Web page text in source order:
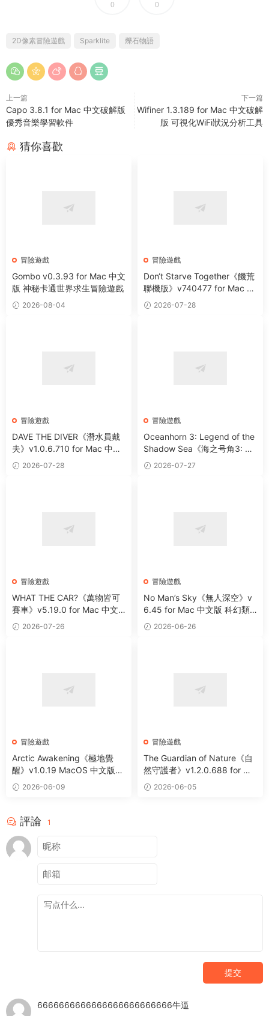
0 0
2D像素冒險遊戲 Sparklite 爍石物語
上一篇
Capo 3.8.1 for Mac 中文破解版
優秀音樂學習軟件
下一篇
Wifiner 1.3.189 for Mac 中文破解
版 可視化WiFi狀況分析工具
猜你喜歡
冒險遊戲
Gombo v0.3.93 for Mac 中文
版 神秘卡通世界求生冒險遊戲
2026-08-04
冒險遊戲
Don‘t Starve Together《饑荒
聯機版》v740477 for Mac 中
文版 多人合作原生态荒野生存
遊戲
2026-07-28
冒險遊戲
DAVE THE DIVER《潛水員戴
夫》v1.0.6.710 for Mac 中文
版 神秘海洋探索冒險遊戲
2026-07-28
冒險遊戲
Oceanhorn 3: Legend of the
Shadow Sea《海之号角3: 暗
影之海傳說》v2.0.0 for Mac
中文版 全新3D動作冒險角色
2026-07-27
冒險遊戲
WHAT THE CAR?《萬物皆可
賽車》v5.19.0 for Mac 中文
版 賽車競速冒險遊戲
2026-07-26
冒險遊戲
No Man’s Sky《無人深空》v
6.45 for Mac 中文版 科幻類
太空冒險生存主題遊戲
2026-06-26
冒險遊戲
Arctic Awakening《極地覺
醒》v1.0.19 MacOS 中文版
第一人稱生存叙事冒險遊戲
2026-06-09
冒險遊戲
The Guardian of Nature《自
然守護者》v1.2.0.688 for Ma
c 中文版 手繪風格變身冒險遊
戲
2026-06-05
評論 1
提交
6666666666666666666666666牛逼